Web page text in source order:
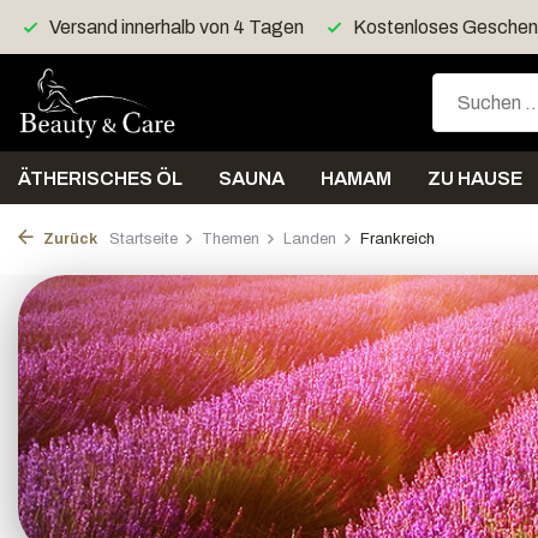
Kostenloses Geschenk > 40 Euro Kostenloser
ÄTHERISCHES ÖL SAUNA HAMAM ZU HAUSE
Zurück Startseite Themen Landen Frankreich